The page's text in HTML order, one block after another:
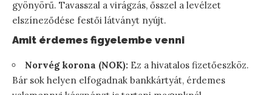
gyönyörű. Tavasszal a virágzás, ősszel a levélzet
elszíneződése festői látványt nyújt.
Amit érdemes figyelembe venni
Norvég korona (NOK): Ez a hivatalos fizetőeszköz.
Bár sok helyen elfogadnak bankkártyát, érdemes